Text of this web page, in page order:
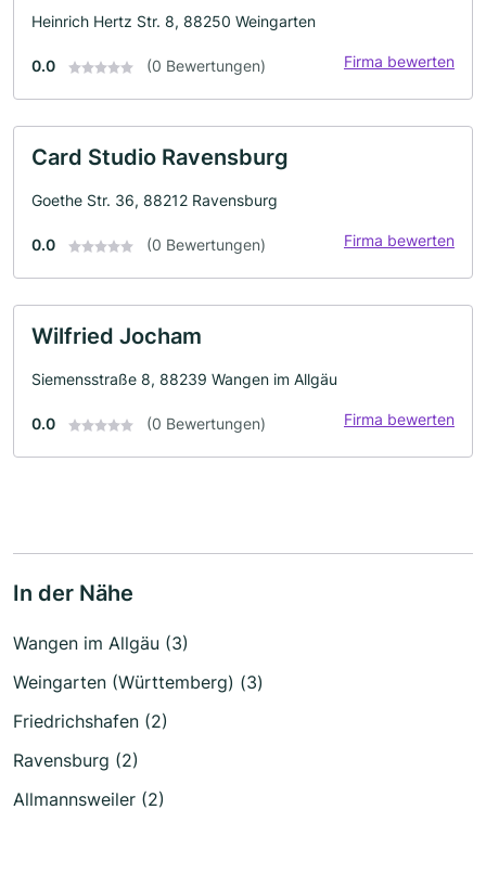
Heinrich Hertz Str. 8, 88250 Weingarten
0.0 (0 Bewertungen) Firma bewerten
Card Studio Ravensburg
Goethe Str. 36, 88212 Ravensburg
0.0 (0 Bewertungen) Firma bewerten
Wilfried Jocham
Siemensstraße 8, 88239 Wangen im Allgäu
0.0 (0 Bewertungen) Firma bewerten
In der Nähe
Wangen im Allgäu (3)
Weingarten (Württemberg) (3)
Friedrichshafen (2)
Ravensburg (2)
Allmannsweiler (2)